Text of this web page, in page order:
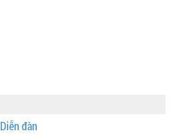
Diễn đàn